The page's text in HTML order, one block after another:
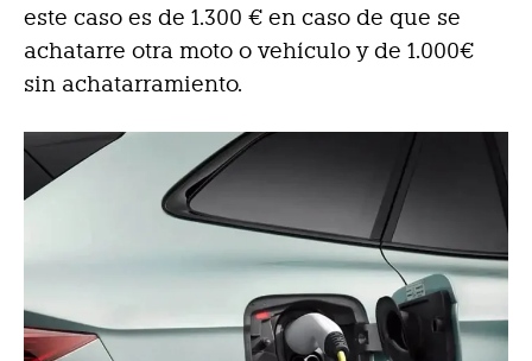
este caso es de 1.300 € en caso de que se
achatarre otra moto o vehículo y de 1.000€
sin achatarramiento.